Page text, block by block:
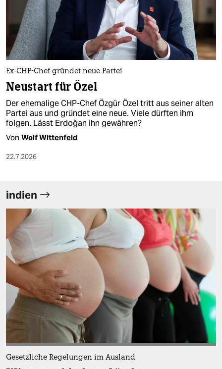
Ex-CHP-Chef gründet neue Partei
Neustart für Özel
Der ehemalige CHP-Chef Özgür Özel tritt aus seiner alten
Partei aus und gründet eine neue. Viele dürften ihm
folgen. Lässt Erdoğan ihn gewähren?
Von Wolf Wittenfeld
22.7.2026
indien
Gesetzliche Regelungen im Ausland